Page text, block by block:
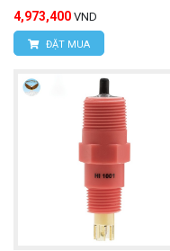
4,973,400 VND
ĐẶT MUA